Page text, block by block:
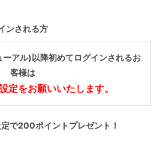
ンされる方
アル)以降初めてログインされるお
客様は
定をお願いいたします。
で200ポイントプレゼント！